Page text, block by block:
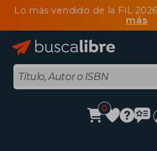
Lo más vendido de la FIL
más
0